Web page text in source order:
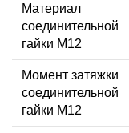
Материал
соединительной
гайки M12
Момент затяжки
соединительной
гайки M12